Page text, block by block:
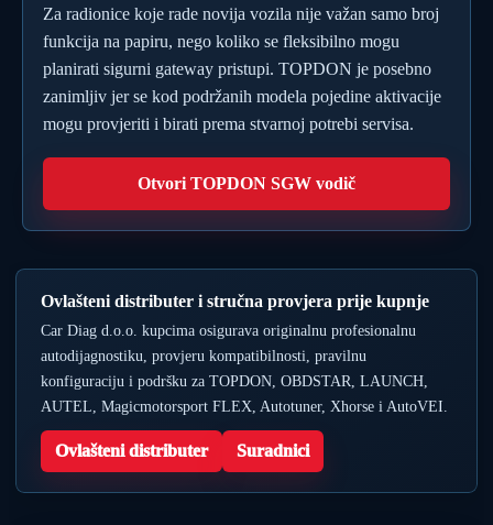
Za radionice koje rade novija vozila nije važan samo broj
funkcija na papiru, nego koliko se fleksibilno mogu
planirati sigurni gateway pristupi. TOPDON je posebno
zanimljiv jer se kod podržanih modela pojedine aktivacije
mogu provjeriti i birati prema stvarnoj potrebi servisa.
Otvori TOPDON SGW vodič
Ovlašteni distributer i stručna provjera prije kupnje
Car Diag d.o.o. kupcima osigurava originalnu profesionalnu
autodijagnostiku, provjeru kompatibilnosti, pravilnu
konfiguraciju i podršku za TOPDON, OBDSTAR, LAUNCH,
AUTEL, Magicmotorsport FLEX, Autotuner, Xhorse i AutoVEI.
Ovlašteni distributer Suradnici